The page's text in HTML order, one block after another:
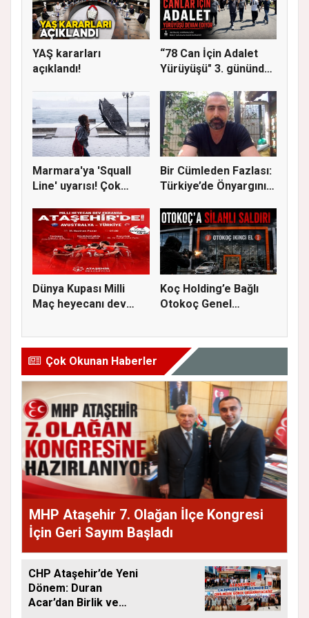
YAŞ kararları
açıklandı!
“78 Can İçin Adalet
Yürüyüşü" 3. gününde
Marmara'ya 'Squall
Line' uyarısı! Çok
Bir Cümleden Fazlası:
Türkiye’de Önyargının
Dünya Kupası Milli
Maç heyecanı dev
Koç Holding’e Bağlı
Otokoç Genel
Çok Okunan Haberler
MHP Ataşehir 7. Olağan İlçe Kongresi
İçin Geri Sayım Başladı
CHP Ataşehir’de Yeni
Dönem: Duran
Acar’dan Birlik ve